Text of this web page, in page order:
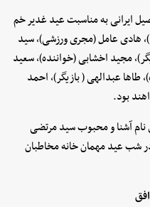
ایرانی به مناسبت عید غدیر خم
هادی عامل (مجری ورزشی)، سید
مجید اخشابی (خواننده)، سعید
طاها عبدالهی ( بازیگر)، احمد
بود.
نام آشنا و محبوب سید مرتضی
به مدت ۹۰ دقیقه در شب عید مهمان خانه مخاطبان